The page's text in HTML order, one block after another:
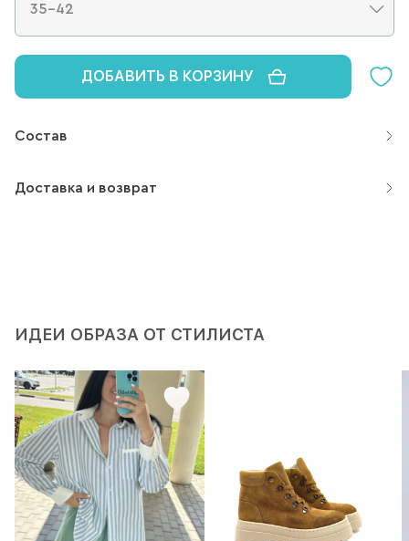
ДОБАВИТЬ В КОРЗИНУ
Состав
Доставка и возврат
ИДЕИ ОБРАЗА ОТ СТИЛИСТА